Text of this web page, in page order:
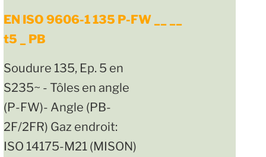
EN ISO 9606-1 135 P-FW __ __
t5 _ PB
Soudure 135, Ep. 5 en
S235~ - Tôles en angle
(P-FW)- Angle (PB-
2F/2FR) Gaz endroit:
ISO 14175-M21 (MISON)